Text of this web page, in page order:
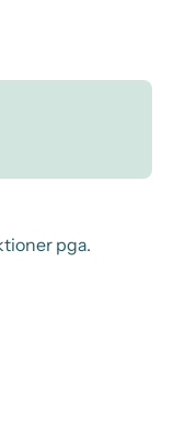
pga.